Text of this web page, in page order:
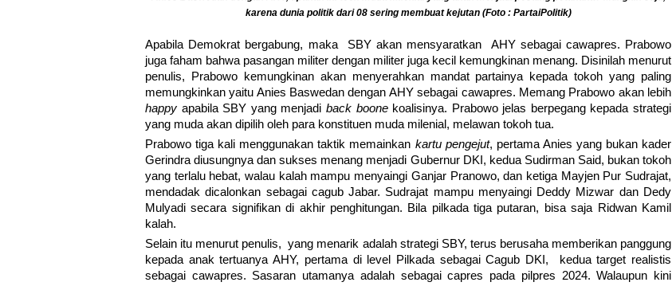
karena dunia politik dari 08 sering membuat kejutan (Foto : PartaiPolitik)
Apabila Demokrat bergabung, maka SBY akan mensyaratkan AHY sebagai cawapres. Prabowo
juga faham bahwa pasangan militer dengan militer juga kecil kemungkinan menang. Disinilah menurut
penulis, Prabowo kemungkinan akan menyerahkan mandat partainya kepada tokoh yang paling
memungkinkan yaitu Anies Baswedan dengan AHY sebagai cawapres. Memang Prabowo akan lebih
happy apabila SBY yang menjadi back boonekoalisinya. Prabowo jelas berpegang kepada strategi
yang muda akan dipilih oleh para konstituen muda milenial, melawan tokoh tua.
Prabowo tiga kali menggunakan taktik memainkan kartu pengejut, pertama Anies yang bukan kader
Gerindra diusungnya dan sukses menang menjadi Gubernur DKI, kedua Sudirman Said, bukan tokoh
yang terlalu hebat, walau kalah mampu menyaingi Ganjar Pranowo, dan ketiga Mayjen Pur Sudrajat,
mendadak dicalonkan sebagai cagub Jabar. Sudrajat mampu menyaingi Deddy Mizwar dan Dedy
Mulyadi secara signifikan di akhir penghitungan. Bila pilkada tiga putaran, bisa saja Ridwan Kamil
kalah.
Selain itu menurut penulis, yang menarik adalah strategi SBY, terus berusaha memberikan panggung
kepada anak tertuanya AHY, pertama di level Pilkada sebagai Cagub DKI, kedua target realistis
sebagai cawapres. Sasaran utamanya adalah sebagai capres pada pilpres 2024. Walaupun kini